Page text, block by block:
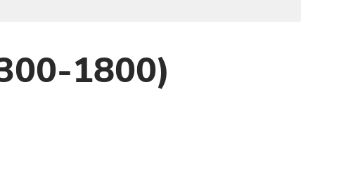
1800)